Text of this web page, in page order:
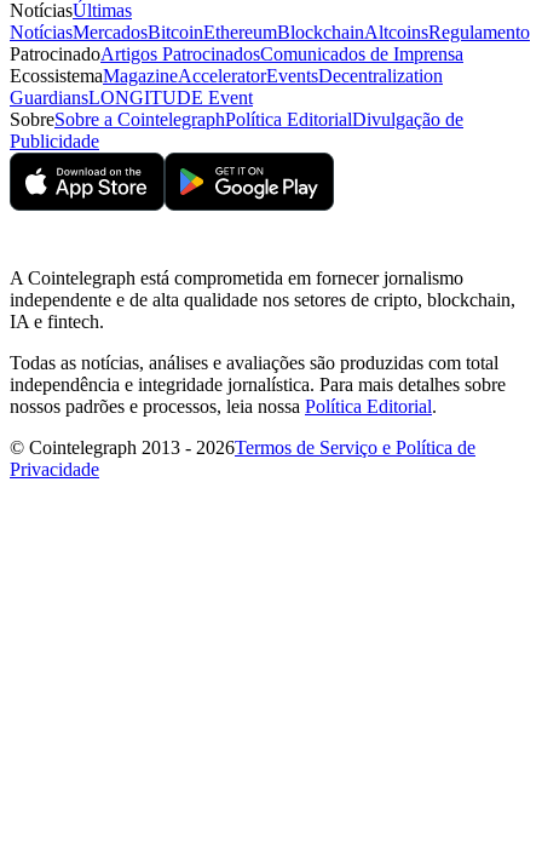
NotíciasÚltimas
NotíciasMercadosBitcoinEthereumBlockchainAltcoinsRegulamento
PatrocinadoArtigos PatrocinadosComunicados de Imprensa
EcossistemaMagazineAcceleratorEventsDecentralization
GuardiansLONGITUDE Event
SobreSobre a CointelegraphPolítica EditorialDivulgação de
Publicidade
A Cointelegraph está comprometida em fornecer jornalismo
independente e de alta qualidade nos setores de cripto, blockchain,
IA e fintech.
Todas as notícias, análises e avaliações são produzidas com total
independência e integridade jornalística. Para mais detalhes sobre
nossos padrões e processos, leia nossa Política Editorial.
© Cointelegraph 2013 - 2026Termos de Serviço e Política de
Privacidade